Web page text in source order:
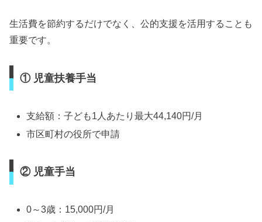
生活費を節約するだけでなく、公的支援を活用することも
重要です。
① 児童扶養手当
支給額：子ども1人あたり最大44,140円/月
市区町村の役所で申請
② 児童手当
0～3歳：15,000円/月